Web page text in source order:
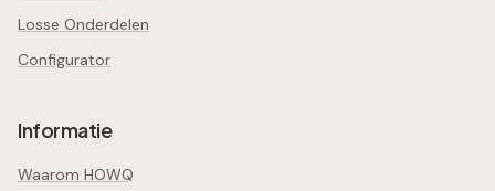
Losse Onderdelen
Configurator
Informatie
Waarom HOWQ